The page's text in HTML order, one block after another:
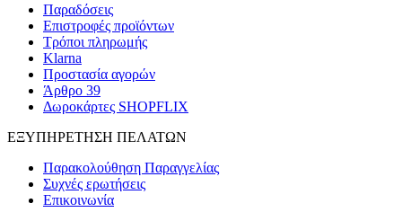
Παραδόσεις
Επιστροφές προϊόντων
Τρόποι πληρωμής
Klarna
Προστασία αγορών
Άρθρο 39
Δωροκάρτες SHOPFLIX
ΕΞΥΠΗΡΕΤΗΣΗ ΠΕΛΑΤΩΝ
Παρακολούθηση Παραγγελίας
Συχνές ερωτήσεις
Επικοινωνία